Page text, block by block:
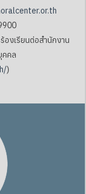
องเรียนต่อสำนักงาน
คคล
)